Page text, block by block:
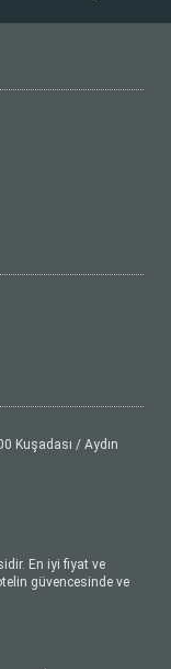
Kuşadası / Aydın
En iyi fiyat ve
güvencesinde ve